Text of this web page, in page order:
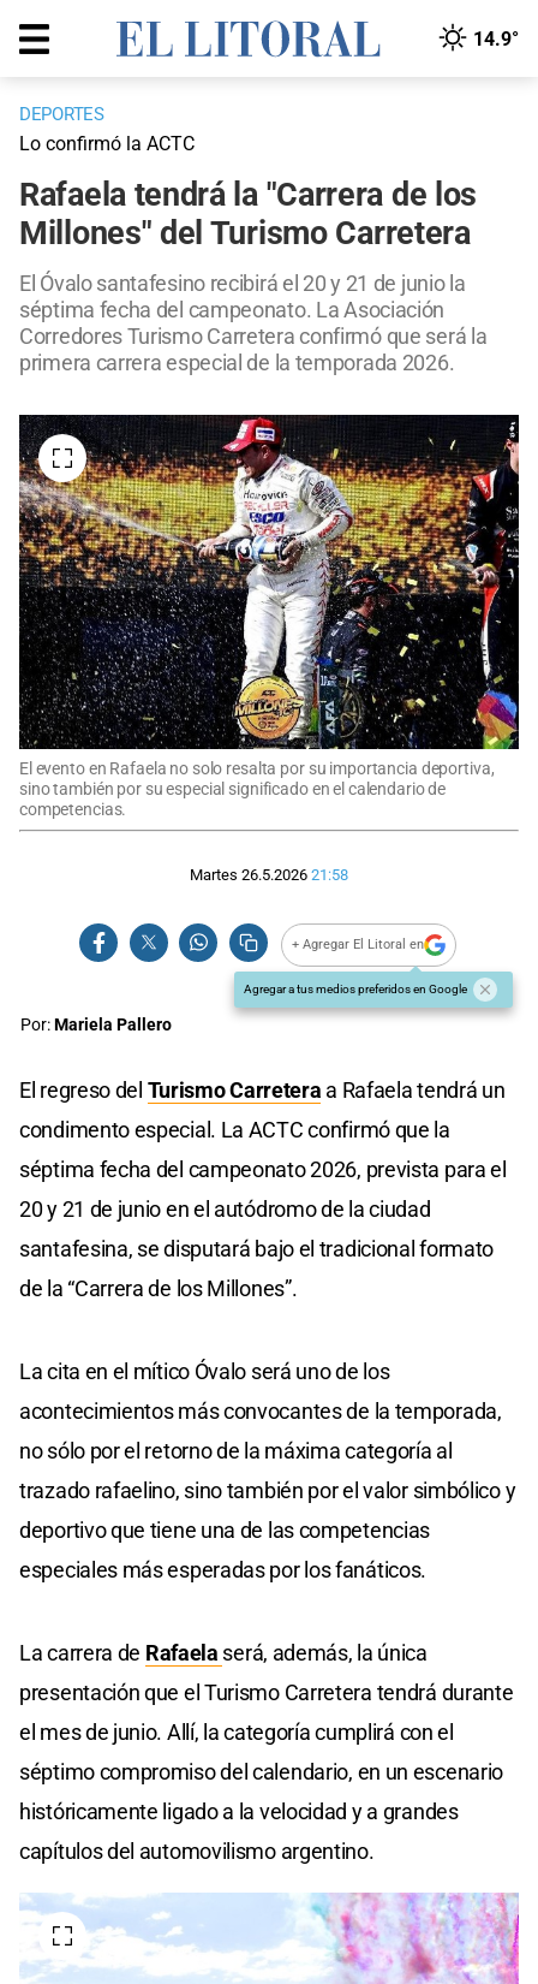
14.9°
DEPORTES
Lo confirmó la ACTC
Rafaela tendrá la "Carrera de los
Millones" del Turismo Carretera
El Óvalo santafesino recibirá el 20 y 21 de junio la
séptima fecha del campeonato. La Asociación
Corredores Turismo Carretera confirmó que será la
primera carrera especial de la temporada 2026.
El evento en Rafaela no solo resalta por su importancia deportiva,
sino también por su especial significado en el calendario de
competencias.
Martes 26.5.2026 21:58
+ Agregar El Litoral en
Agregar a tus medios preferidos en Google
Por:Mariela Pallero
El regreso del Turismo Carretera a Rafaela tendrá un
condimento especial. La ACTC confirmó que la
séptima fecha del campeonato 2026, prevista para el
20 y 21 de junio en el autódromo de la ciudad
santafesina, se disputará bajo el tradicional formato
de la “Carrera de los Millones”.
La cita en el mítico Óvalo será uno de los
acontecimientos más convocantes de la temporada,
no sólo por el retorno de la máxima categoría al
trazado rafaelino, sino también por el valor simbólico y
deportivo que tiene una de las competencias
especiales más esperadas por los fanáticos.
La carrera de Rafaela será, además, la única
presentación que el Turismo Carretera tendrá durante
el mes de junio. Allí, la categoría cumplirá con el
séptimo compromiso del calendario, en un escenario
históricamente ligado a la velocidad y a grandes
capítulos del automovilismo argentino.